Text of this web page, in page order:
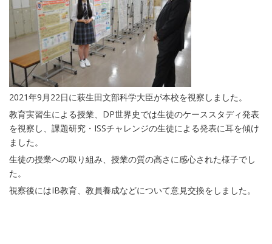
2021年9月22日に萩生田文部科学大臣が本校を視察しました。
教育実習生による授業、DP世界史では生徒のケーススタディ発表
を視察し、課題研究・ISSチャレンジの生徒による発表に耳を傾け
ました。
生徒の授業への取り組み、授業の質の高さに感心された様子でし
た。
視察後にはIB教育、教員養成などについて意見交換をしました。